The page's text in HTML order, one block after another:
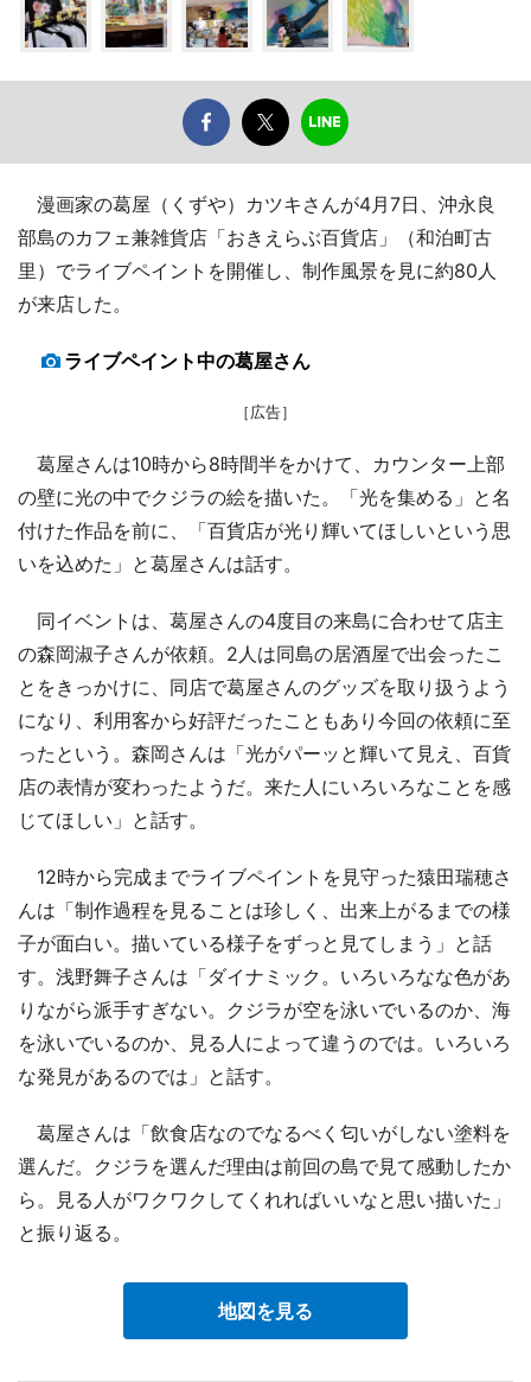
漫画家の葛屋（くずや）カツキさんが4月7日、沖永良
部島のカフェ兼雑貨店「おきえらぶ百貨店」（和泊町古
里）でライブペイントを開催し、制作風景を見に約80人
が来店した。
ライブペイント中の葛屋さん
［広告］
葛屋さんは10時から8時間半をかけて、カウンター上部
の壁に光の中でクジラの絵を描いた。「光を集める」と名
付けた作品を前に、「百貨店が光り輝いてほしいという思
いを込めた」と葛屋さんは話す。
同イベントは、葛屋さんの4度目の来島に合わせて店主
の森岡淑子さんが依頼。2人は同島の居酒屋で出会ったこ
とをきっかけに、同店で葛屋さんのグッズを取り扱うよう
になり、利用客から好評だったこともあり今回の依頼に至
ったという。森岡さんは「光がパーッと輝いて見え、百貨
店の表情が変わったようだ。来た人にいろいろなことを感
じてほしい」と話す。
12時から完成までライブペイントを見守った猿田瑞穂さ
んは「制作過程を見ることは珍しく、出来上がるまでの様
子が面白い。描いている様子をずっと見てしまう」と話
す。浅野舞子さんは「ダイナミック。いろいろなな色があ
りながら派手すぎない。クジラが空を泳いでいるのか、海
を泳いでいるのか、見る人によって違うのでは。いろいろ
な発見があるのでは」と話す。
葛屋さんは「飲食店なのでなるべく匂いがしない塗料を
選んだ。クジラを選んだ理由は前回の島で見て感動したか
ら。見る人がワクワクしてくれればいいなと思い描いた」
と振り返る。
地図を見る